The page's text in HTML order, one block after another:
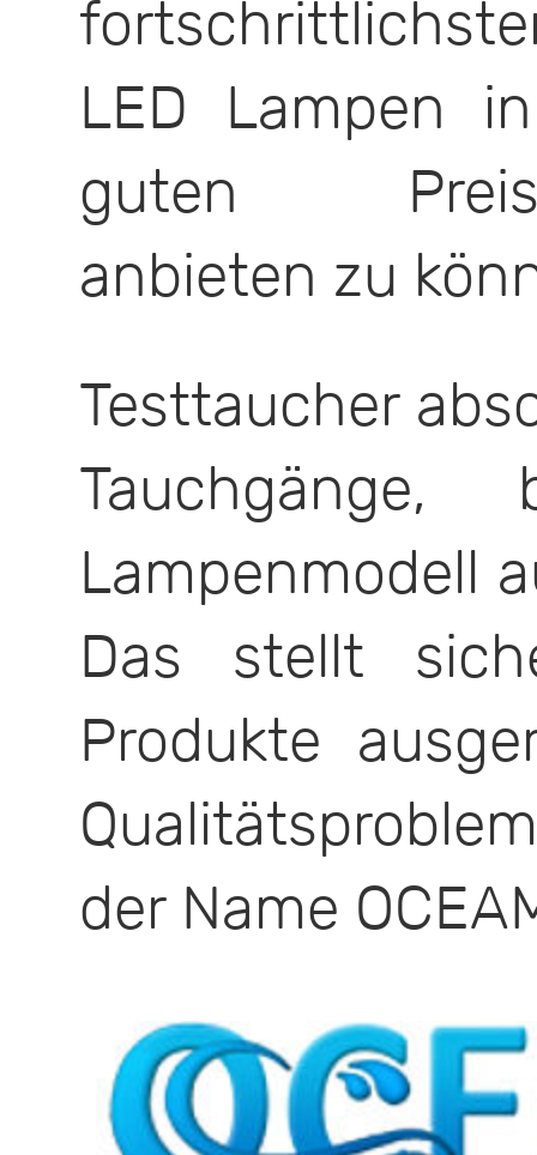
LED Lampen
guten Preis-
anbieten zu
Testtaucher
Lampenmodell
Das stellt
Produkte
der Name